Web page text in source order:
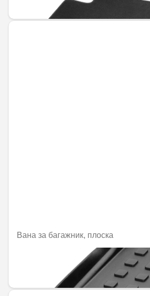
163,86 € / 320,48 лв.
Вана за багажник, плоска
144,00 € / 281,64 лв.